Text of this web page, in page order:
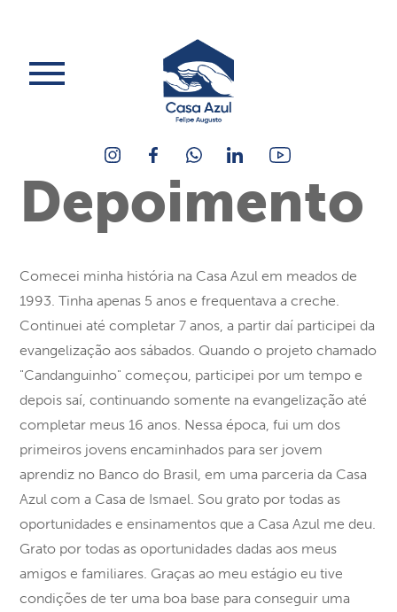
Depoimento
Comecei minha história na Casa Azul em meados de
1993. Tinha apenas 5 anos e frequentava a creche.
Continuei até completar 7 anos, a partir daí participei da
evangelização aos sábados. Quando o projeto chamado
"Candanguinho" começou, participei por um tempo e
depois saí, continuando somente na evangelização até
completar meus 16 anos. Nessa época, fui um dos
primeiros jovens encaminhados para ser jovem
aprendiz no Banco do Brasil, em uma parceria da Casa
Azul com a Casa de Ismael. Sou grato por todas as
oportunidades e ensinamentos que a Casa Azul me deu.
Grato por todas as oportunidades dadas aos meus
amigos e familiares. Graças ao meu estágio eu tive
condições de ter uma boa base para conseguir uma